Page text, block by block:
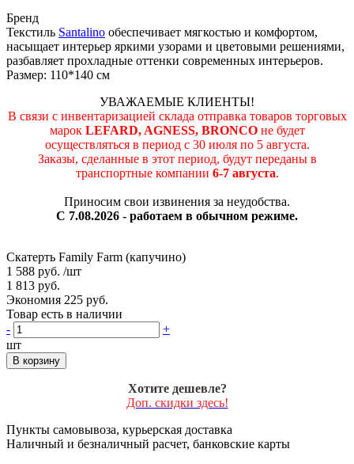
Бренд
Текстиль Santalino обеспечивает мягкостью и комфортом,
насыщает интерьер яркими узорами и цветовыми решениями,
разбавляет прохладные оттенки современных интерьеров.
Размер: 110*140 см
УВАЖАЕМЫЕ КЛИЕНТЫ!
В связи с инвентаризацией склада отправка товаров торговых
марок LEFARD, AGNESS, BRONCOне будет
осуществляться в период c 30 июля по 5 августа.
Заказы, сделанные в этот период, будут переданы в
транспортные компании 6-7 августа.
Приносим свои извинения за неудобства.
С 7.08.2026 - работаем в обычном режиме.
Скатерть Family Farm (капучино)
1 588 руб. /шт
1 813 руб.
Экономия 225 руб.
Товар есть в наличии
-
+
шт
В корзину
Хотите дешевле?
Доп. скидки здесь!
Пункты самовывоза, курьерская доставка
Наличный и безналичный расчет, банковские карты